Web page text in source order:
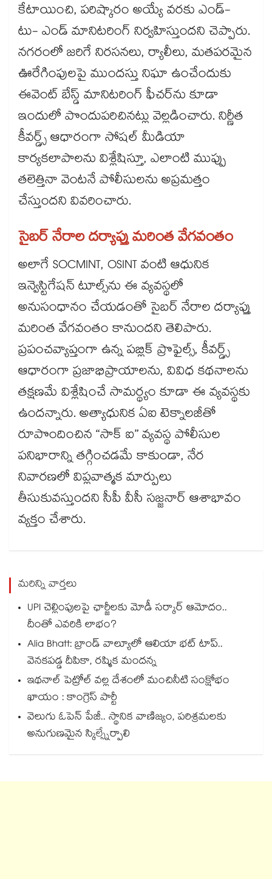
కేటాయించి, పరిష్కారం అయ్యే వరకు ఎండ్-
టు- ఎండ్ మానిటరింగ్ నిర్వహిస్తుందని చెప్పారు.
నగరంలో జరిగే నిరసనలు, ర్యాలీలు, మతపరమైన
ఊరేగింపులపై ముందస్తు నిఘా ఉంచేందుకు
ఈవెంట్ బేస్డ్ మానిటరింగ్ ఫీచర్​ను కూడా
ఇందులో పొందుపరిచినట్లు వెల్లడించారు. నిర్ణీత
కీవర్డ్స్ ఆధారంగా సోషల్ మీడియా
కార్యకలాపాలను విశ్లేషిస్తూ, ఎలాంటి ముప్పు
తలెత్తినా వెంటనే పోలీసులను అప్రమత్తం
చేస్తుందని వివరించారు.
సైబర్ నేరాల దర్యాప్తు మరింత వేగవంతం
అలాగే SOCMINT, OSINT వంటి ఆధునిక
ఇన్వెస్టిగేషన్ టూల్స్​ను ఈ వ్యవస్థలో
అనుసంధానం చేయడంతో సైబర్ నేరాల దర్యాప్తు
మరింత వేగవంతం కానుందని తెలిపారు.
ప్రపంచవ్యాప్తంగా ఉన్న పబ్లిక్ ప్రొఫైల్స్, కీవర్డ్స్
ఆధారంగా ప్రజాభిప్రాయాలను, వివిధ కథనాలను
తక్షణమే విశ్లేషించే సామర్థ్యం కూడా ఈ వ్యవస్థకు
ఉందన్నారు. అత్యాధునిక ఏఐ టెక్నాలజీతో
రూపొందించిన “సాక్ ఐ” వ్యవస్థ పోలీసుల
పనిభారాన్ని తగ్గించడమే కాకుండా, నేర
నివారణలో విప్లవాత్మక మార్పులు
తీసుకువస్తుందని సీపీ వీసీ సజ్జనార్ ఆశాభావం
వ్యక్తం చేశారు.
మరిన్ని వార్తలు
UPI చెల్లింపులపై ఛార్జీలకు మోడీ సర్కార్ ఆమోదం..
దీంతో ఎవరికి లాభం?
Alia Bhatt: బ్రాండ్ వాల్యూలో ఆలియా భట్ టాప్..
వెనకపడ్డ దీపికా, రష్మిక మందన్న
ఇథనాల్ పెట్రోల్ వల్ల దేశంలో మంచినీటి సంక్షోభం
ఖాయం : కాంగ్రెస్ పార్టీ
వెలుగు ఓపెన్ పేజీ.. స్థానిక వాణిజ్యం, పరిశ్రమలకు
అనుగుణమైన స్కిల్స్నేర్పాలి